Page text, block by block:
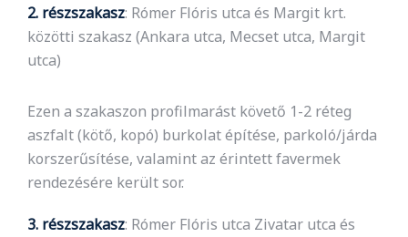
2. részszakasz: Rómer Flóris utca és Margit krt.
közötti szakasz (Ankara utca, Mecset utca, Margit
utca)
Ezen a szakaszon profilmarást követő 1-2 réteg
aszfalt (kötő, kopó) burkolat építése, parkoló/járda
korszerűsítése, valamint az érintett favermek
rendezésére került sor.
3. részszakasz: Rómer Flóris utca Zivatar utca és